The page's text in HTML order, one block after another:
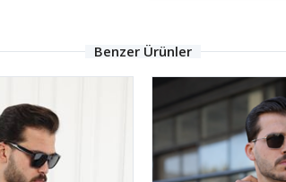
Benzer Ürünler